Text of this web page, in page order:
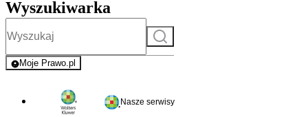
Wyszukiwarka
Szukaj
Moje Prawo.pl
- rejestracja i logowanie do serwisu
Nasze serwisy